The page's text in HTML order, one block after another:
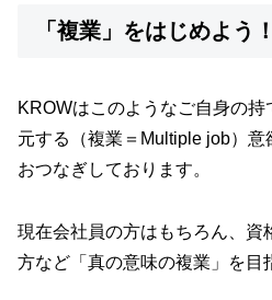
「複業」をはじめよう！
KROWはこのようなご自身の
元する（複業＝Multiple job）意
おつなぎしております。
現在会社員の方はもちろん、資
方など「真の意味の複業」を目